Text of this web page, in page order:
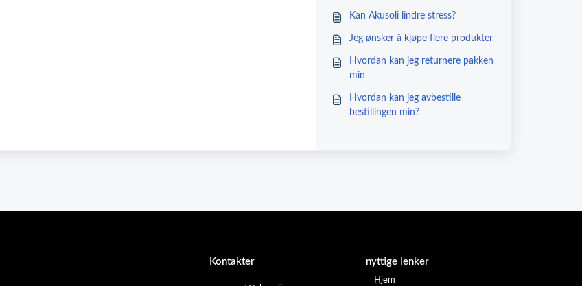
Kan Akusoli lindre stress?
Jeg ønsker å kjøpe flere produkter
Hvordan kan jeg returnere pakken
min
Hvordan kan jeg avbestille
bestillingen min?
Kontakter nyttige lenker
Hjem